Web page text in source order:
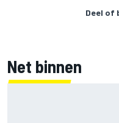
Deel of
Net binnen